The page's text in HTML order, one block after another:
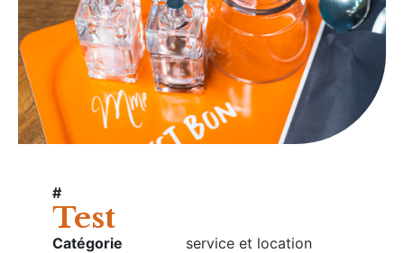
#
Test
Catégorie service et location